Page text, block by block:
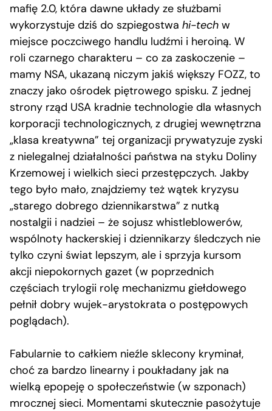
mafię 2.0, która dawne układy ze służbami
wykorzystuje dziś do szpiegostwa hi-tech w
miejsce poczciwego handlu ludźmi i heroiną. W
roli czarnego charakteru – co za zaskoczenie –
mamy NSA, ukazaną niczym jakiś większy FOZZ, to
znaczy jako ośrodek piętrowego spisku. Z jednej
strony rząd USA kradnie technologie dla własnych
korporacji technologicznych, z drugiej wewnętrzna
„klasa kreatywna” tej organizacji prywatyzuje zyski
z nielegalnej działalności państwa na styku Doliny
Krzemowej i wielkich sieci przestępczych. Jakby
tego było mało, znajdziemy też wątek kryzysu
„starego dobrego dziennikarstwa” z nutką
nostalgii i nadziei – że sojusz whistleblowerów,
wspólnoty hackerskiej i dziennikarzy śledczych nie
tylko czyni świat lepszym, ale i sprzyja kursom
akcji niepokornych gazet (w poprzednich
częściach trylogii rolę mechanizmu giełdowego
pełnił dobry wujek-arystokrata o postępowych
poglądach).
Fabularnie to całkiem nieźle sklecony kryminał,
choć za bardzo linearny i poukładany jak na
wielką epopeję o społeczeństwie (w szponach)
mrocznej sieci. Momentami skutecznie pasożytuje